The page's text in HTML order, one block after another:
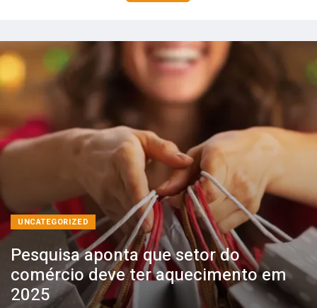
UNCATEGORIZED
Pesquisa aponta que setor do
comércio deve ter aquecimento em
2025